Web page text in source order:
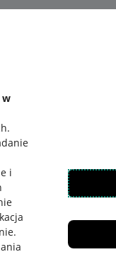
w
.
i
.